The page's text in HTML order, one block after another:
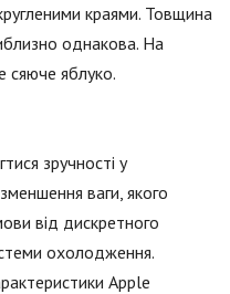
краями. Товщина
однакова. На
сяюче яблуко.
зручності у
ваги, якого
від дискретного
охолодження.
Apple